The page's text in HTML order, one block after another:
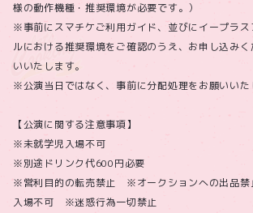
様の動作機種・推奨環境が必要です。）
※事前にスマチケご利用ガイド、並びにイープラス
ルにおける推奨環境をご確認のうえ、お申し込み
いいたします。
※公演当日ではなく、事前に分配処理をお願いいた
【公演に関する注意事項】
※未就学児入場不可
※別途ドリンク代600円必要
※営利目的の転売禁止 ※オークションへの出品
入場不可 ※迷惑行為一切禁止